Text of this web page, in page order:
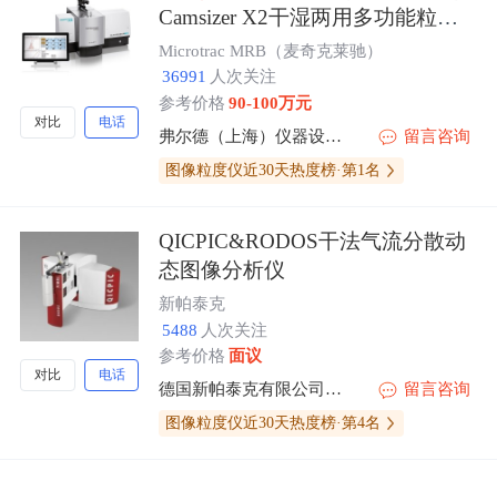
对比 电话
Camsizer X2干湿两用多功能粒径
及形态分析仪
Microtrac MRB（麦奇克莱驰）
36991 人次关注
参考价格 90-100万元
弗尔德（上海）仪器设备有限公司
留言咨询
图像粒度仪近30天热度榜·第1名
对比 电话
QICPIC&RODOS干法气流分散动
态图像分析仪
新帕泰克
5488 人次关注
参考价格 面议
德国新帕泰克有限公司（SYMPATEC GmbH）
留言咨询
图像粒度仪近30天热度榜·第4名